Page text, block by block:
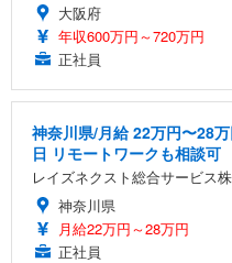
大阪府
年収600万円～720万円
正社員
神奈川県/月給 22万円〜28
日 リモートワークも相談可
レイズネクスト総合サービス
神奈川県
月給22万円～28万円
正社員